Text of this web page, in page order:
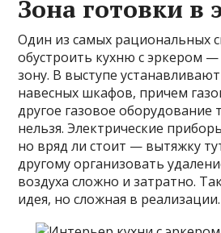
Зона готовки в
Один из самых рациональных
обустроить кухню с эркером
зону. В выступе
навесных шкафов, причем
другое газовое оборудование
нельзя. Электрические
но вряд ли стоит — вытяжку
другому организовать
воздуха сложно и затратно.
идея, но сложная в реализации.